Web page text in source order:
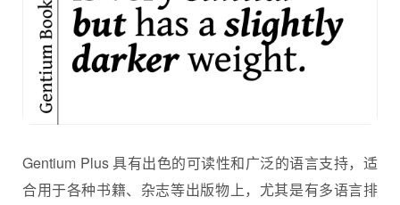
Gentium Plus 具有出色的可读性和广泛的语言支持，适
合用于各种书籍、杂志等出版物上，尤其是有多语言排